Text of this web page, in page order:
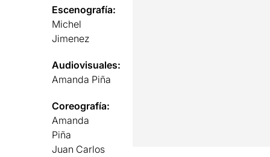
Escenografía:
Michel
Jimenez
Audiovisuales:
Amanda Piña
Coreografía:
Amanda
Piña
Juan Carlos